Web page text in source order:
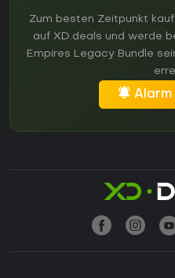
Zum besten Zeitpunkt
auf XD.deals und werde
Empires Legacy Bundle